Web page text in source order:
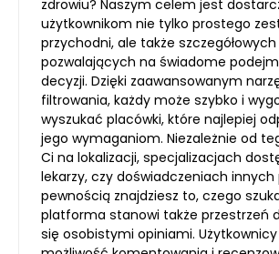
zdrowiu? Naszym celem jest
użytkownikom nie tylko prostego
przychodni, ale także
pozwalających na świadome
decyzji. Dzięki zaawansowanym
filtrowania, każdy może szybko i
wyszukać placówki, które najlepiej
jego wymaganiom. Niezależnie od
Ci na lokalizacji, specjalizacjach
lekarzy, czy doświadczeniach innych
pewnością znajdziesz to, czego
platforma stanowi także przestrzeń
się osobistymi opiniami.